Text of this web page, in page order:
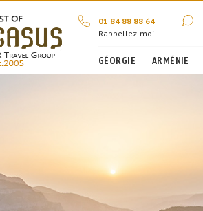
01 84 88 88 64
Rappellez-moi
GÉORGIE ARMÉNIE